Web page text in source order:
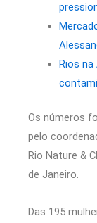
Rios
Os números
pelo
Rio Nature &
de Janeiro.
Das 195